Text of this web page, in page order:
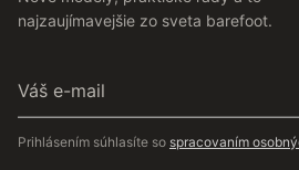
najzaujímavejšie zo sveta barefoot.
e-
mail
Prihlásením súhlasíte so spracovaním